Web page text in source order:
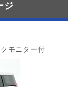
ジ
モニター付